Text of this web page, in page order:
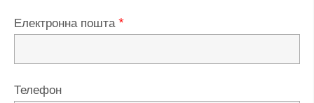
Електронна пошта *
Телефон